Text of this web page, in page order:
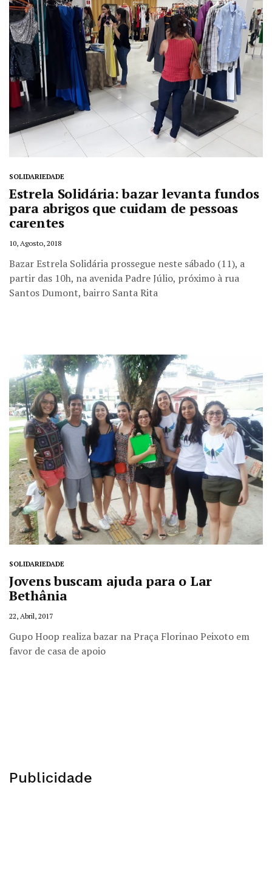
SOLIDARIEDADE
Estrela Solidária: bazar levanta fundos
para abrigos que cuidam de pessoas
carentes
10, Agosto, 2018
Bazar Estrela Solidária prossegue neste sábado (11), a
partir das 10h, na avenida Padre Júlio, próximo à rua
Santos Dumont, bairro Santa Rita
SOLIDARIEDADE
Jovens buscam ajuda para o Lar
Bethânia
22, Abril, 2017
Gupo Hoop realiza bazar na Praça Florinao Peixoto em
favor de casa de apoio
Publicidade